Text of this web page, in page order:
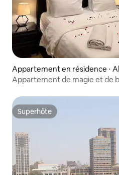
Appartement en résidence ⋅
Appartement de magie et de
Superhôte
Superhôte